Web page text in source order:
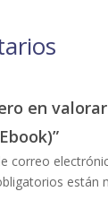
en
correo
están